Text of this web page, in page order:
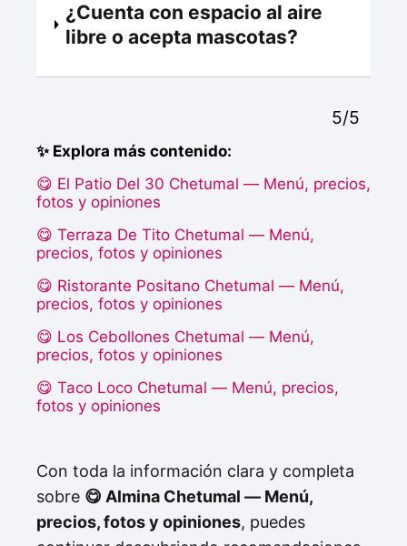
¿Cuenta con espacio al aire
libre o acepta mascotas?
5/5
✨ Explora más contenido:
😋 El Patio Del 30 Chetumal — Menú, precios,
fotos y opiniones
😋 Terraza De Tito Chetumal — Menú,
precios, fotos y opiniones
😋 Ristorante Positano Chetumal — Menú,
precios, fotos y opiniones
😋 Los Cebollones Chetumal — Menú,
precios, fotos y opiniones
😋 Taco Loco Chetumal — Menú, precios,
fotos y opiniones
Con toda la información clara y completa
sobre 😋 Almina Chetumal — Menú,
precios, fotos y opiniones, puedes